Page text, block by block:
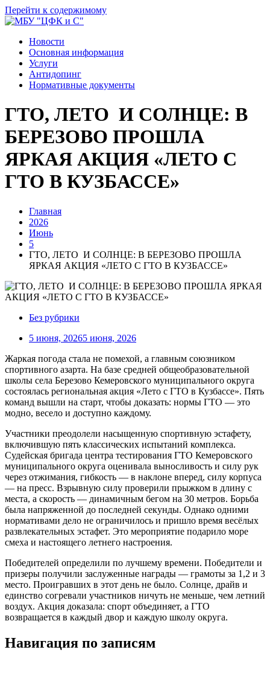
Перейти к содержимому
Новости
Основная информация
Услуги
Антидопинг
Нормативные документы
ГТО, ЛЕТО И СОЛНЦЕ: В
БЕРЕЗОВО ПРОШЛА
ЯРКАЯ АКЦИЯ «ЛЕТО С
ГТО В КУЗБАССЕ»
Главная
2026
Июнь
5
ГТО, ЛЕТО И СОЛНЦЕ: В БЕРЕЗОВО ПРОШЛА
ЯРКАЯ АКЦИЯ «ЛЕТО С ГТО В КУЗБАССЕ»
Без рубрики
5 июня, 20265 июня, 2026
Жаркая погода стала не помехой, а главным союзником
спортивного азарта. На базе средней общеобразовательной
школы села Березово Кемеровского муниципального округа
состоялась региональная акция «Лето с ГТО в Кузбассе». Пять
команд вышли на старт, чтобы доказать: нормы ГТО — это
модно, весело и доступно каждому.
Участники преодолели насыщенную спортивную эстафету,
включившую пять классических испытаний комплекса.
Судейская бригада центра тестирования ГТО Кемеровского
муниципального округа оценивала выносливость и силу рук
через отжимания, гибкость — в наклоне вперед, силу корпуса
— на пресс. Взрывную силу проверили прыжком в длину с
места, а скорость — динамичным бегом на 30 метров. Борьба
была напряженной до последней секунды. Однако одними
нормативами дело не ограничилось и пришло время весёлых
развлекательных эстафет. Это мероприятие подарило море
смеха и настоящего летнего настроения.
Победителей определили по лучшему времени. Победители и
призеры получили заслуженные награды — грамоты за 1,2 и 3
место. Проигравших в этот день не было. Солнце, драйв и
единство согревали участников ничуть не меньше, чем летний
воздух. Акция доказала: спорт объединяет, а ГТО
возвращается в каждый двор и каждую школу округа.
Навигация по записям